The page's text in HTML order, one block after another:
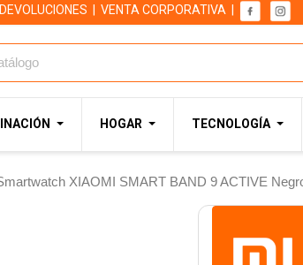
VENTA CORPORATIVA
HOGAR TECNOLOGÍA
XIAOMI SMART BAND 9 ACTIVE